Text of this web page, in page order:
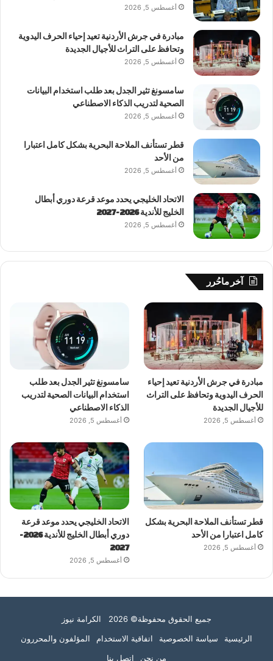
أغسطس 5, 2026
مبادرة في جرش الأردنية تعيد إحياء الحرف اليدوية
وتحافظ على التراث للأجيال الجديدة
أغسطس 5, 2026
سامسونغ تثير الجدل بعد طلب استخدام البيانات
الصحية لتدريب الذكاء الاصطناعي
أغسطس 5, 2026
قطر تستأنف الملاحة البحرية بشكل كامل اعتبارا
من الأحد
أغسطس 5, 2026
الاتحاد الخليجي يحدد موعد قرعة دوري أبطال
الخليج للأندية 2026-2027
أغسطس 5, 2026
آخر ماحُرر
مبادرة في جرش الأردنية تعيد إحياء
الحرف اليدوية وتحافظ على التراث
للأجيال الجديدة
أغسطس 5, 2026
سامسونغ تثير الجدل بعد طلب
استخدام البيانات الصحية لتدريب
الذكاء الاصطناعي
أغسطس 5, 2026
قطر تستأنف الملاحة البحرية بشكل
كامل اعتبارا من الأحد
أغسطس 5, 2026
الاتحاد الخليجي يحدد موعد قرعة
دوري أبطال الخليج للأندية 2026-
2027
أغسطس 5, 2026
جميع الحقوق محفوظة© 2026 الكرامة نيوز
الرئيسية
سياسة الخصوصية اتفاقية الاستخدام
المؤلفون والمحررون
من نحن
اتصل بنا